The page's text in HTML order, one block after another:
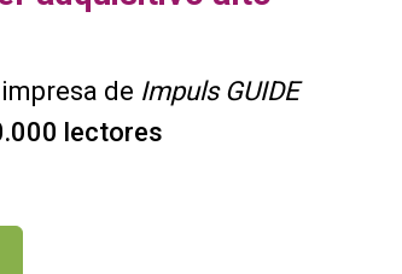
de Impuls GUIDE
lectores